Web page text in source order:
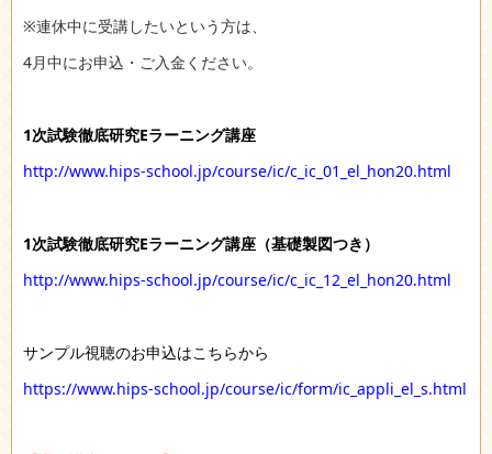
※連休中に受講したいという方は、
4月中にお申込・ご入金ください。
1次試験徹底研究Eラーニング講座
http://www.hips-school.jp/course/ic/c_ic_01_el_hon20.html
1次試験徹底研究Eラーニング講座（基礎製図つき）
http://www.hips-school.jp/course/ic/c_ic_12_el_hon20.html
サンプル視聴のお申込はこちらから
https://www.hips-school.jp/course/ic/form/ic_appli_el_s.html